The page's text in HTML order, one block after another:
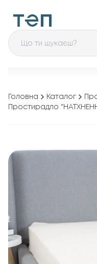
Головна Каталог
Простирадло